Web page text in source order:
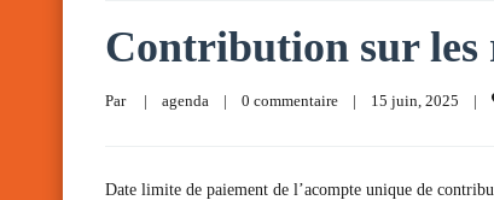
Contribution sur les
Par | agenda | 0 commentaire | 15 juin, 2025 |
Date limite de paiement de l’acompte unique de